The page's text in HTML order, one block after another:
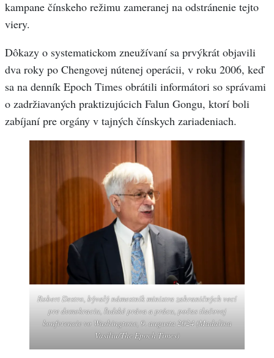
kampane čínskeho režimu zameranej na odstránenie tejto
viery.
Dôkazy o systematickom zneužívaní sa prvýkrát objavili
dva roky po Chengovej nútenej operácii, v roku 2006, keď
sa na denník Epoch Times obrátili informátori so správami
o zadržiavaných praktizujúcich Falun Gongu, ktorí boli
zabíjaní pre orgány v tajných čínskych zariadeniach.
Robert Destro, bývalý námestník ministra zahraničných vecí
pre demokraciu, ľudské práva a prácu, počas tlačovej
konferencie vo Washingtone, 9. augusta 2024 (Madalina
Vasiliu/The Epoch Times)